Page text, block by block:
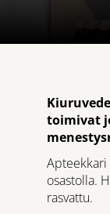
toimivat
Apteekkari
osastolla.
rasvattu.